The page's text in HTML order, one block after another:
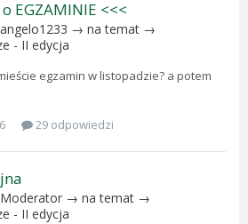
EGZAMINIE <<<
angelo1233 → na temat →
- II edycja
egzamin w listopadzie? a potem
29 odpowiedzi
Moderator → na temat →
- II edycja